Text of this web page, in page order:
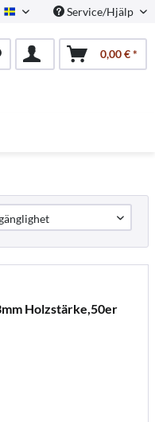
Swedish Service/Hjälp
0,00 € *
Holzstärke,50er